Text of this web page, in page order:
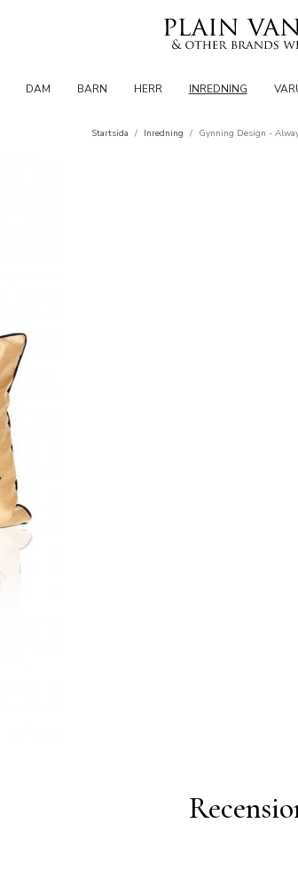
DAM BARN HERR INREDNING
Startsida / Inredning / Gynning Design -